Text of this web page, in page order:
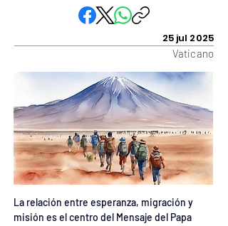
25 jul 2025
Vaticano
La relación entre esperanza, migración y
misión es el centro del Mensaje del Papa